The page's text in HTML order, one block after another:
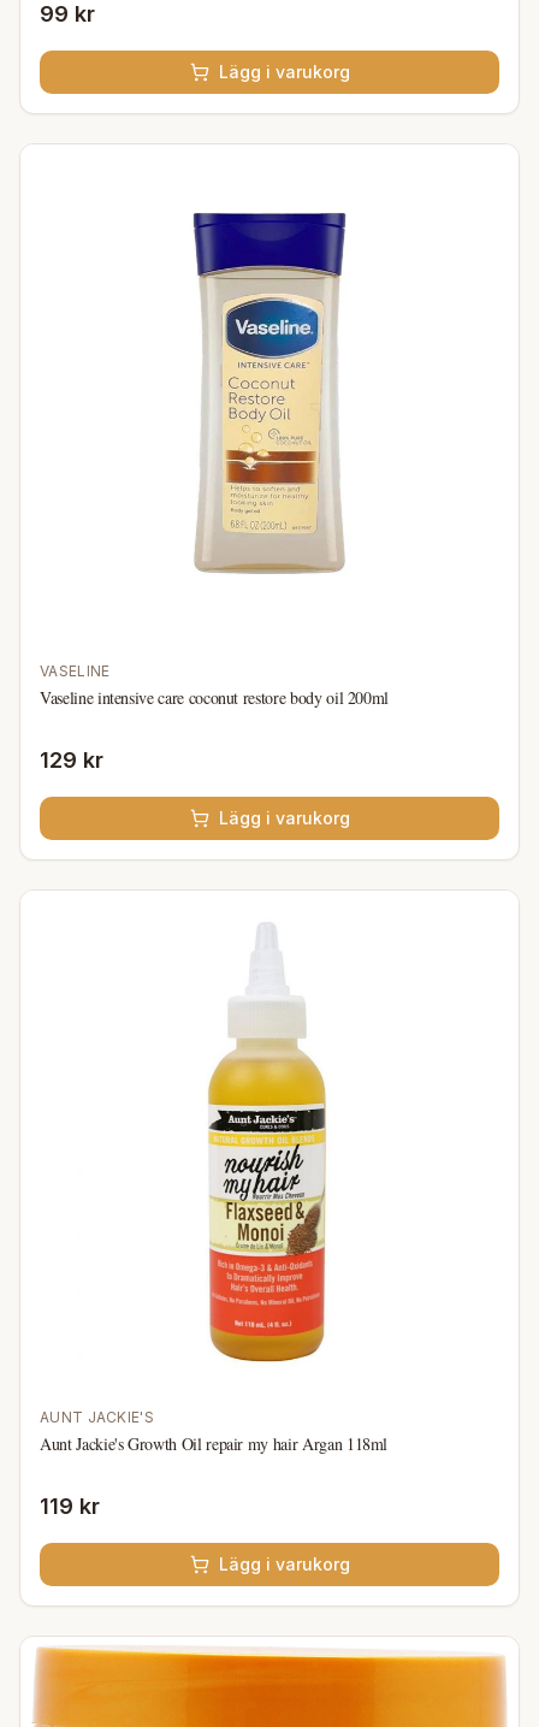
99 kr
Lägg i varukorg
VASELINE
Vaseline intensive care coconut restore body oil 200ml
129 kr
Lägg i varukorg
AUNT JACKIE'S
Aunt Jackie's Growth Oil repair my hair Argan 118ml
119 kr
Lägg i varukorg